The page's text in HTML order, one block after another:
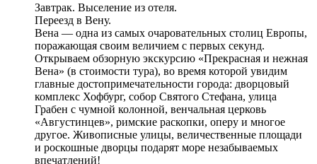
Завтрак. Выселение из отеля.
Переезд в Вену.
Вена — одна из самых очаровательных столиц Европы,
поражающая своим величием с первых секунд.
Открываем обзорную экскурсию «Прекрасная и нежная
Вена» (в стоимости тура), во время которой увидим
главные достопримечательности города: дворцовый
комплекс Хофбург, собор Святого Стефана, улица
Грабен с чумной колонной, венчальная церковь
«Августинцев», римские раскопки, оперу и многое
другое. Живописные улицы, величественные площади
и роскошные дворцы подарят море незабываемых
впечатлений!